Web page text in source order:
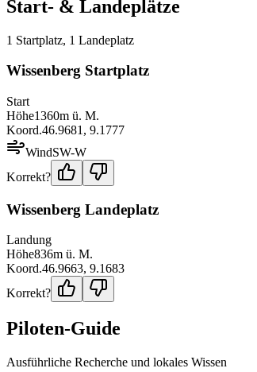
Start- & Landeplätze
1 Startplatz, 1 Landeplatz
Wissenberg Startplatz
Start
Höhe1360m ü. M.
Koord.46.9681 , 9.1777
WindSW-W
Korrekt?
Wissenberg Landeplatz
Landung
Höhe836m ü. M.
Koord.46.9663, 9.1683
Korrekt?
Piloten-Guide
Ausführliche Recherche und lokales Wissen